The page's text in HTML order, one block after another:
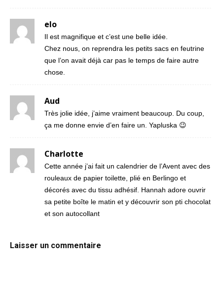
elo
Il est magnifique et c’est une belle idée.
Chez nous, on reprendra les petits sacs en feutrine
que l’on avait déjà car pas le temps de faire autre
chose.
Aud
Très jolie idée, j’aime vraiment beaucoup. Du coup,
ça me donne envie d’en faire un. Yapluska 😉
Charlotte
Cette année j’ai fait un calendrier de l’Avent avec des
rouleaux de papier toilette, plié en Berlingo et
décorés avec du tissu adhésif. Hannah adore ouvrir
sa petite boîte le matin et y découvrir son pti chocolat
et son autocollant
Laisser un commentaire